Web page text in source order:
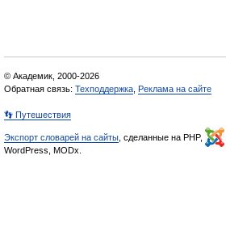
© Академик, 2000-2026
Обратная связь: Техподдержка Реклама на сайте
👣 Путешествия
Экспорт словарей на сайты , сделанные на PHP,
WordPress, MODx.